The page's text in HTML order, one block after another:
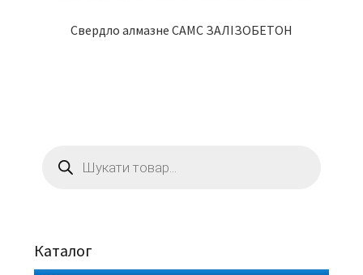
Свердло алмазне CAMC ЗАЛІЗОБЕТОН
товарів
Каталог